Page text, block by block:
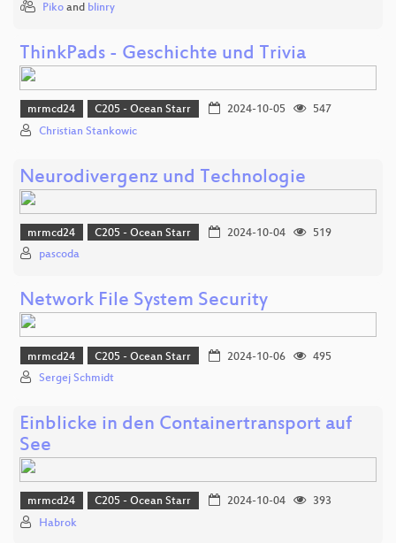
Piko and blinry
ThinkPads - Geschichte und Trivia
mrmcd24 C205 - Ocean Starr 2024-10-05
547
Christian Stankowic
Neurodivergenz und Technologie
mrmcd24 C205 - Ocean Starr 2024-10-04
519
pascoda
Network File System Security
mrmcd24 C205 - Ocean Starr 2024-10-06
495
Sergej Schmidt
Einblicke in den Containertransport auf
See
mrmcd24 C205 - Ocean Starr 2024-10-04
393
Habrok